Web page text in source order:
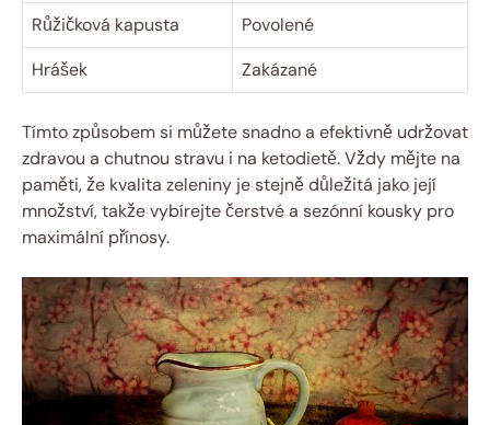
Růžičková kapusta
Povolené
Hrášek
Zakázané
Tímto způsobem si můžete snadno a efektivně udržovat
zdravou a chutnou stravu i na ketodietě. Vždy mějte na
paměti, že kvalita zeleniny je stejně důležitá jako její
množství, takže vybírejte čerstvé a sezónní kousky pro
maximální přínosy.